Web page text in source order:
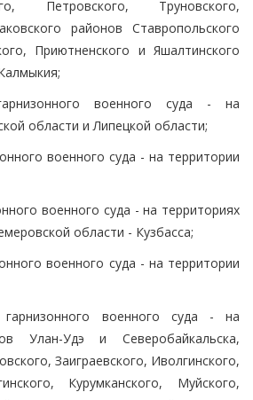
Петровского, Труновского,
районов Ставропольского
Приютненского и Яшалтинского
военного суда - на
области и Липецкой области;
военного суда - на территории
военного суда - на территориях
области - Кузбасса;
военного суда - на территории
гарнизонного военного суда - на
Улан-Удэ и Северобайкальска,
Заиграевского, Иволгинского,
Курумканского, Муйского,